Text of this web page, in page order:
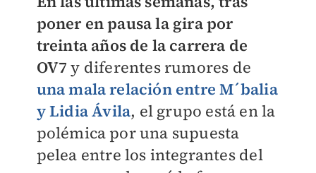
poner en pausa la gira por
treinta años de la carrera de
OV7y diferentes rumores de
una mala relación entre M´balia
y Lidia Ávila, el grupo está en la
polémica por una supuesta
pelea entre los integrantes del